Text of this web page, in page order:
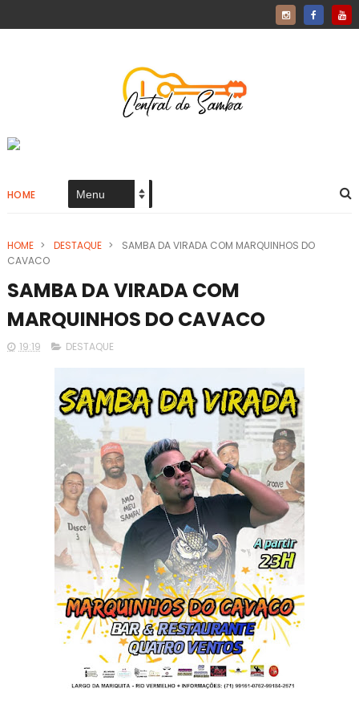
HOME
HOME > DESTAQUE >
SAMBA DA VIRADA COM MARQUINHOS DO
CAVACO
SAMBA DA VIRADA COM
MARQUINHOS DO CAVACO
19:19 DESTAQUE